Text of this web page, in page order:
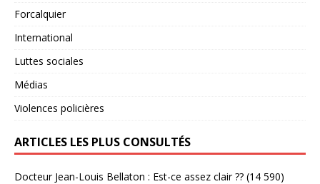
Forcalquier
International
Luttes sociales
Médias
Violences policières
ARTICLES LES PLUS CONSULTÉS
Docteur Jean-Louis Bellaton : Est-ce assez clair ?? (14 590)